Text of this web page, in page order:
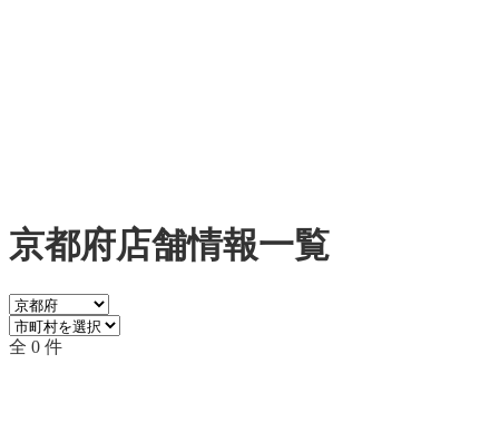
京都府店舗情報一覧
全 0 件